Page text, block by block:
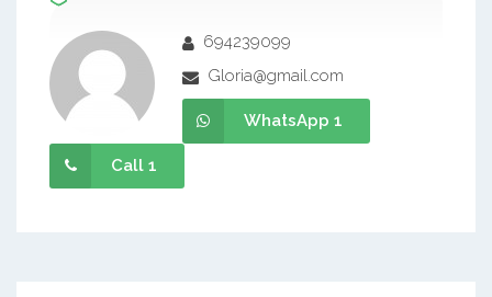
694239099
Gloria@gmail.com
WhatsApp 1
Call 1